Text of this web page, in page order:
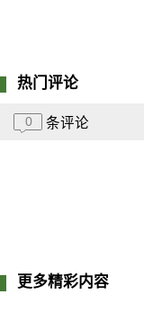
热门评论
0 条评论
更多精彩内容